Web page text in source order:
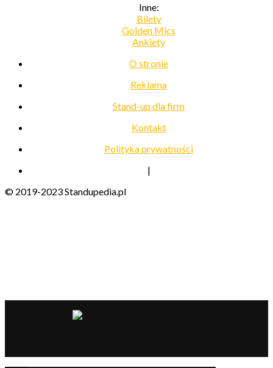
Inne:
Bilety
Golden Mics
Ankiety
O stronie
Reklama
Stand-up dla firm
Kontakt
Polityka prywatności
|
© 2019-2023 Standupedia.pl